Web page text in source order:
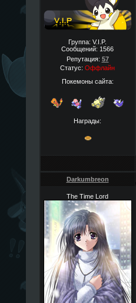
Группа: V.I.P.
Сообщений: 1566
Репутация: 57
Статус: Оффлайн
Покемоны сайта:
Награды:
Darkumbreon
The Time Lord